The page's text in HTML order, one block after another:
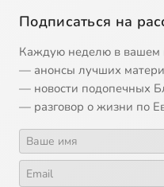
Подписаться на
Каждую неделю в вашем
— анонсы лучших
— новости подопечных
— разговор о жизни по